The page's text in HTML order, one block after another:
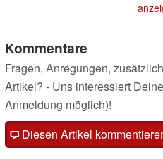
Kommentare
Fragen, Anregungen,
Artikel? - Uns interessiert
Anmeldung möglich)!
Diesen Artikel